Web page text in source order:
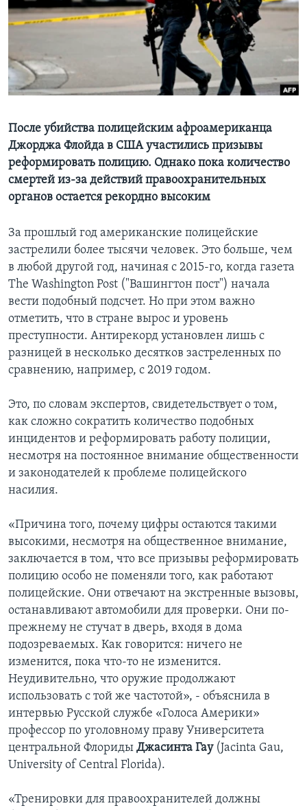
Learning English
СОЦИАЛЬНЫЕ СЕТИ
Языки
После убийства полицейским афроамериканца
Джорджа Флойда в США участились призывы
реформировать полицию. Однако пока количество
смертей из-за действий правоохранительных
органов остается рекордно высоким
За прошлый год американские полицейские
застрелили более тысячи человек. Это больше, чем
в любой другой год, начиная с 2015-го, когда газета
The Washington Post ("Вашингтон пост") начала
вести подобный подсчет. Но при этом важно
отметить, что в стране вырос и уровень
преступности. Антирекорд установлен лишь с
разницей в несколько десятков застреленных по
сравнению, например, с 2019 годом.
Это, по словам экспертов, свидетельствует о том,
как сложно сократить количество подобных
инцидентов и реформировать работу полиции,
несмотря на постоянное внимание общественности
и законодателей к проблеме полицейского
насилия.
«Причина того, почему цифры остаются такими
высокими, несмотря на общественное внимание,
заключается в том, что все призывы реформировать
полицию особо не поменяли того, как работают
полицейские. Они отвечают на экстренные вызовы,
останавливают автомобили для проверки. Они по-
прежнему не стучат в дверь, входя в дома
подозреваемых. Как говорится: ничего не
изменится, пока что-то не изменится.
Неудивительно, что оружие продолжают
использовать с той же частотой», - объяснила в
интервью Русской службе «Голоса Америки»
профессор по уголовному праву Университета
центральной Флориды Джасинта Гау(Jacinta Gau,
University of Central Florida).
«Тренировки для правоохранителей должны